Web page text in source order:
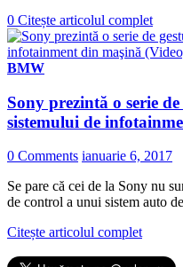
0 Citește articolul complet
BMW
Sony prezintă o serie
sistemului de
0 Comments ianuarie 6, 2017
Se pare că cei de la Sony nu
de control a unui sistem auto de
Citește articolul complet